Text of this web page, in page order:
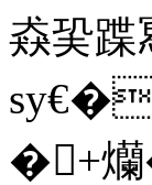
猋巬
�+爤